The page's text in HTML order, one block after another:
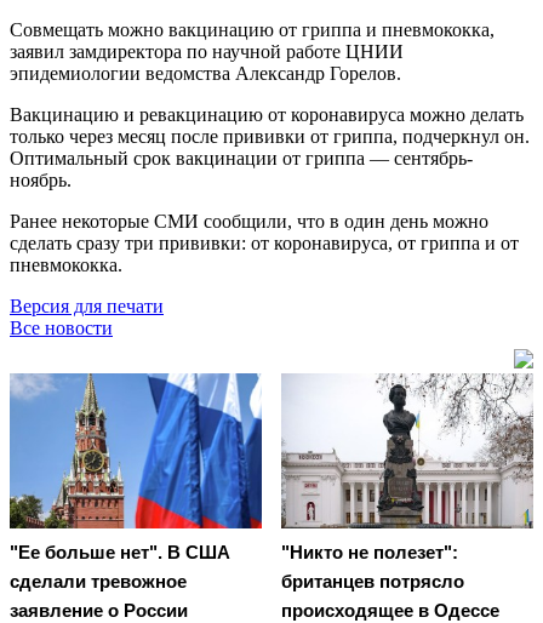
Совмещать можно вакцинацию от гриппа и пневмококка,
заявил замдиректора по научной работе ЦНИИ
эпидемиологии ведомства Александр Горелов.
Вакцинацию и ревакцинацию от коронавируса можно делать
только через месяц после прививки от гриппа, подчеркнул он.
Оптимальный срок вакцинации от гриппа — сентябрь-
ноябрь.
Ранее некоторые СМИ сообщили, что в один день можно
сделать сразу три прививки: от коронавируса, от гриппа и от
пневмококка.
Версия для печати
Все новости
"Ее больше нет". В США
сделали тревожное
заявление о России
"Никто не полезет":
британцев потрясло
происходящее в Одессе